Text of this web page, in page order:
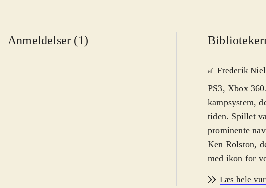
Anmeldelser (1)
af Frederik
PS3, Xbox
kampsystem,
tiden. Spillet
prominente
Ken Rolston,
med ikon for
Læs hele